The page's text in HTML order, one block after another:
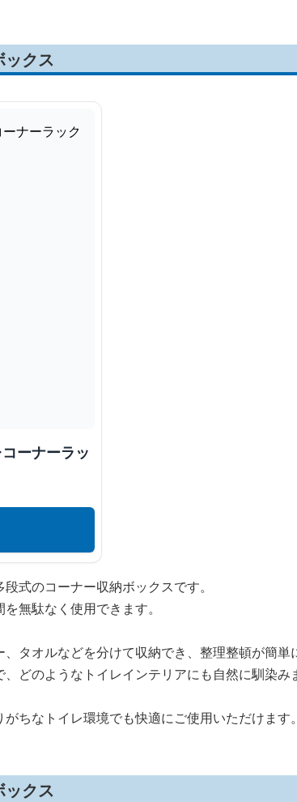
ックス
ーナーラッ
式のコーナー収納ボックスです。
無駄なく使用できます。
タオルなどを分けて収納でき、整理整頓が簡単
どのようなトイレインテリアにも自然に馴染み
ちなトイレ環境でも快適にご使用いただけます。
ックス